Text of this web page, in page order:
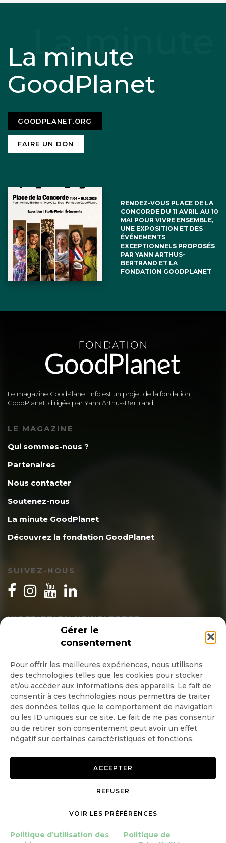
Gérer le
consentement
Pour offrir les meilleures expériences, nous utilisons
des technologies telles que les cookies pour stocker
et/ou accéder aux informations des appareils. Le fait de
consentir à ces technologies nous permettra de traiter
des données telles que le comportement de navigation
ou les ID uniques sur ce site. Le fait de ne pas consentir
ou de retirer son consentement peut avoir un effet
négatif sur certaines caractéristiques et fonctions.
ACCEPTER
REFUSER
VOIR LES PRÉFÉRENCES
Politique d’utilisation des
Politique de
La minute
GoodPlanet
GOODPLANET.ORG
FAIRE UN DON
RENDEZ-VOUS PLACE DE LA
CONCORDE DU 11 AVRIL AU 10
MAI POUR VIVRE ENSEMBLE,
UNE EXPOSITION ET DES
ÉVÉNEMENTS
EXCEPTIONNELS PROPOSÉS
PAR YANN ARTHUS-
BERTRAND ET LA
FONDATION GOODPLANET
Le magazine GoodPlanet Info est un projet de la fondation
GoodPlanet, dirigée par Yann Arthus-Bertrand
LE MAGAZINE
Qui sommes-nous ?
Partenaires
Nous contacter
Soutenez-nous
La minute GoodPlanet
Découvrez la fondation GoodPlanet
SUIVEZ-NOUS
INSCRIPTION NEWSLETTER
Quotidienne
Hebdo
OK
Politique d’utilisation des
Gérer le consentement